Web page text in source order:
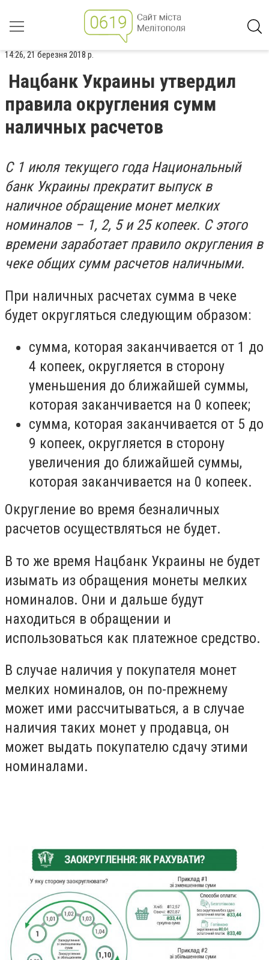
14:26, 21 березня 2018 р.
Нацбанк Украины утвердил
правила округления сумм
наличных расчетов
С 1 июля текущего года Национальный
банк Украины прекратит выпуск в
наличное обращение монет мелких
номиналов – 1, 2, 5 и 25 копеек. С этого
времени заработает правило округления в
чеке общих сумм расчетов наличными.
При наличных расчетах сумма в чеке
будет округляться следующим образом:
сумма, которая заканчивается от 1 до
4 копеек, округляется в сторону
уменьшения до ближайшей суммы,
которая заканчивается на 0 копеек;
сумма, которая заканчивается от 5 до
9 копеек, округляется в сторону
увеличения до ближайшей суммы,
которая заканчивается на 0 копеек.
Округление во время безналичных
расчетов осуществляться не будет.
В то же время Нацбанк Украины не будет
изымать из обращения монеты мелких
номиналов. Они и дальше будут
находиться в обращении и
использоваться как платежное средство.
В случае наличия у покупателя монет
мелких номиналов, он по-прежнему
может ими рассчитываться, а в случае
наличия таких монет у продавца, он
может выдать покупателю сдачу этими
номиналами.